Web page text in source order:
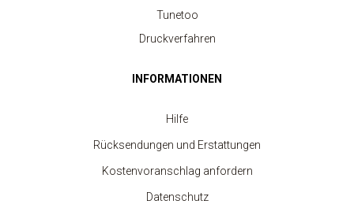
Tunetoo
Druckverfahren
INFORMATIONEN
Hilfe
Rücksendungen und Erstattungen
Kostenvoranschlag anfordern
Datenschutz